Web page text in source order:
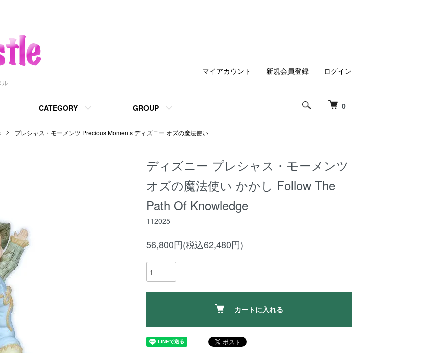
ル
0
CATEGORY GROUP
マイアカウント 新規会員登録 ログイン
プレシャス・モーメンツ Precious Moments ディズニー オズの魔法使い
ディズニー プレシャス・モーメンツ
オズの魔法使い かかし Follow The
Path Of Knowledge
112025
56,800円(税込62,480円)
カートに入れる